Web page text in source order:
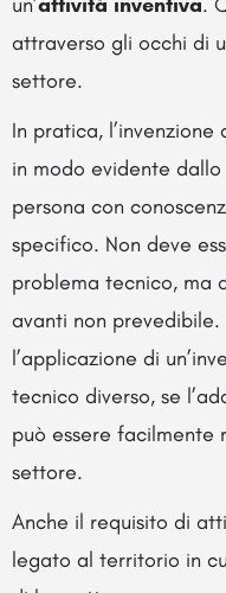
attraverso gli occhi di
settore.
In pratica,
in modo evidente
persona con
specifico. Non deve
problema tecnico, ma
avanti non
l’applicazione di
tecnico diverso, se
può essere facilmente
settore.
Anche il requisito di
legato al territorio in